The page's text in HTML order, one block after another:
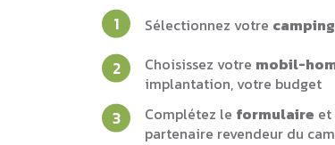
Sélectionnez votre camping
Choisissez votre mobil-
implantation, votre budget
Complétez le formulaire et
partenaire revendeur du